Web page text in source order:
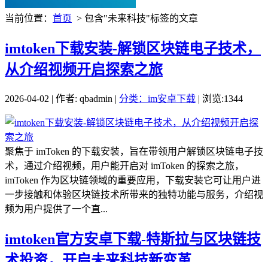
当前位置： 首页 > 包含"未来科技"标签的文章
imtoken下载安装-解锁区块链电子技术，
从介绍视频开启探索之旅
2026-04-02 | 作者: qbadmin | 分类：im安卓下载 | 浏览:1344
聚焦于 imToken 的下载安装，旨在带领用户解锁区块链电子技
术，通过介绍视频，用户能开启对 imToken 的探索之旅，
imToken 作为区块链领域的重要应用，下载安装它可让用户进
一步接触和体验区块链技术所带来的独特功能与服务，介绍视
频为用户提供了一个直...
imtoken官方安卓下载-特斯拉与区块链技